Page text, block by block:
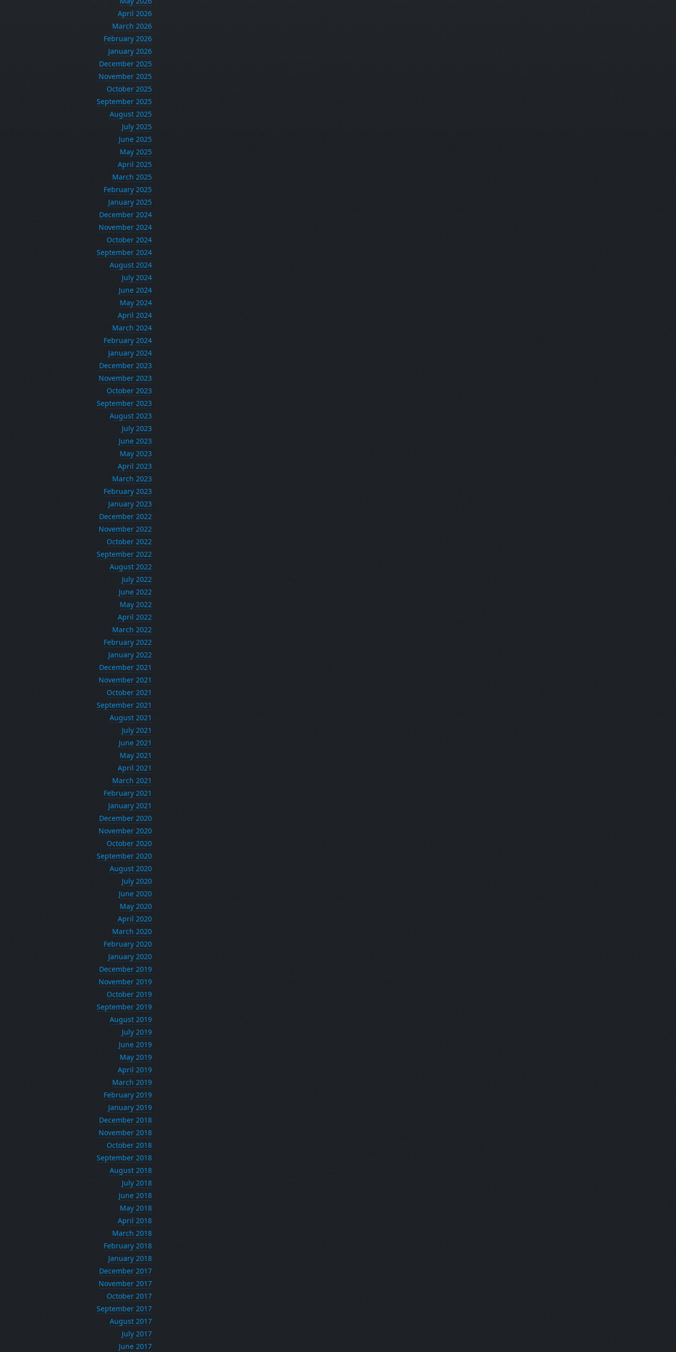
April 2026
March 2026
February 2026
January 2026
December 2025
November 2025
October 2025
September 2025
August 2025
July 2025
June 2025
May 2025
April 2025
March 2025
February 2025
January 2025
December 2024
November 2024
October 2024
September 2024
August 2024
July 2024
June 2024
May 2024
April 2024
March 2024
February 2024
January 2024
December 2023
November 2023
October 2023
September 2023
August 2023
July 2023
June 2023
May 2023
April 2023
March 2023
February 2023
January 2023
December 2022
November 2022
October 2022
September 2022
August 2022
July 2022
June 2022
May 2022
April 2022
March 2022
February 2022
January 2022
December 2021
November 2021
October 2021
September 2021
August 2021
July 2021
June 2021
May 2021
April 2021
March 2021
February 2021
January 2021
December 2020
November 2020
October 2020
September 2020
August 2020
July 2020
June 2020
May 2020
April 2020
March 2020
February 2020
January 2020
December 2019
November 2019
October 2019
September 2019
August 2019
July 2019
June 2019
May 2019
April 2019
March 2019
February 2019
January 2019
December 2018
November 2018
October 2018
September 2018
August 2018
July 2018
June 2018
May 2018
April 2018
March 2018
February 2018
January 2018
December 2017
November 2017
October 2017
September 2017
August 2017
July 2017
June 2017